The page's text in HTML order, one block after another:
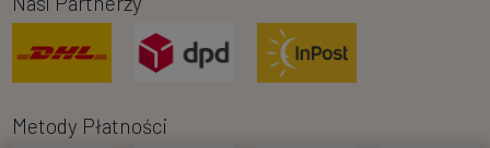
Metody Płatności